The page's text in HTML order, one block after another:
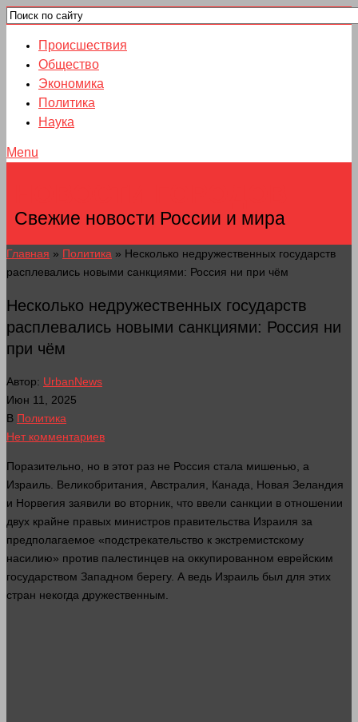
Происшествия
Общество
Экономика
Политика
Наука
Menu
Свежие новости России и мира
Главная » Политика » Несколько недружественных государств
расплевались новыми санкциями: Россия ни при чём
Несколько недружественных государств
расплевались новыми санкциями: Россия ни
при чём
Автор: UrbanNews
Июн 11, 2025
В Политика
Нет комментариев
Поразительно, но в этот раз не Россия стала мишенью, а
Израиль. Великобритания, Австралия, Канада, Новая Зеландия
и Норвегия заявили во вторник, что ввели санкции в отношении
двух крайне правых министров правительства Израиля за
предполагаемое «подстрекательство к экстремистскому
насилию» против палестинцев на оккупированном еврейским
государством Западном берегу. А ведь Израиль был для этих
стран некогда дружественным.